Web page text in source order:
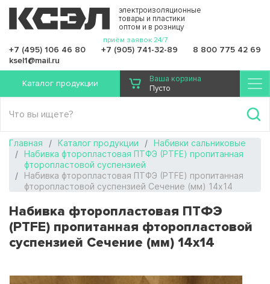
электроизоляционные
товары и пластики
оптом и в розницу
приём заявок 24/7
+7 (495) 106 46 80 +7 (905) 741-32-89
8 800 775 42 69
ksel1@mail.ru
Каталог продукции
Ваша корзина
Пусто
Главная Каталог продукции
Набивки сальниковые
Набивка фторопластовая ПТФЭ (PTFE) пропитанная
фторопластовой суспензией
Набивка фторопластовая ПТФЭ (PTFE) пропитанная
фторопластовой суспензией Сечение (мм) 14х14
Набивка фторопластовая ПТФЭ
(PTFE) пропитанная фторопластовой
суспензией Сечение (мм) 14х14